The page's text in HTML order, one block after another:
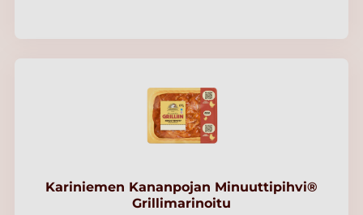
Kariniemen Kananpojan Minuuttipihvi®
Grillimarinoitu